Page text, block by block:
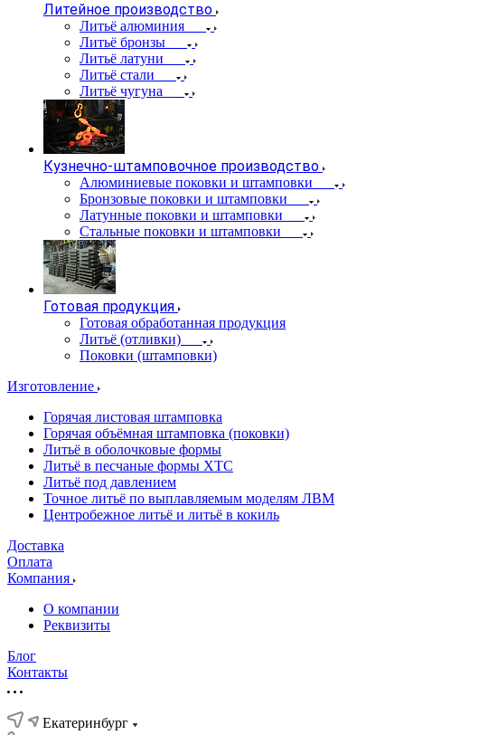
Литейное производство
Литьё алюминия
Литьё бронзы
Литьё латуни
Литьё стали
Литьё чугуна
Кузнечно-штамповочное производство
Алюминиевые поковки и штамповки
Бронзовые поковки и штамповки
Латунные поковки и штамповки
Стальные поковки и штамповки
Готовая продукция
Готовая обработанная продукция
Литьё (отливки)
Поковки (штамповки)
Изготовление
Горячая листовая штамповка
Горячая объёмная штамповка (поковки)
Литьё в оболочковые формы
Литьё в песчаные формы ХТС
Литьё под давлением
Точное литьё по выплавляемым моделям ЛВМ
Центробежное литьё и литьё в кокиль
Доставка
Оплата
Компания
О компании
Реквизиты
Блог
Контакты
Екатеринбург